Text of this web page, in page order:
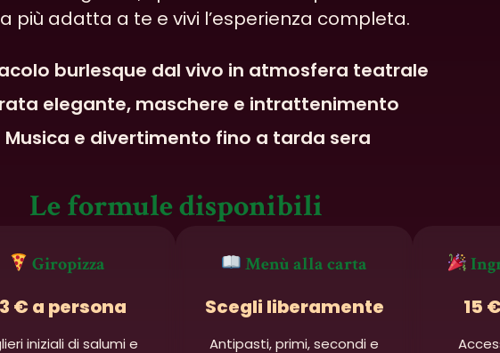
più adatta a te e vivi l’esperienza completa.
burlesque dal vivo in atmosfera teatrale
elegante, maschere e intrattenimento
Musica e divertimento fino a tarda sera
Le formule disponibili
Giropizza
€ a persona
iniziali di salumi e
Menù alla carta
Scegli liberamente
Antipasti, primi, secondi e
15